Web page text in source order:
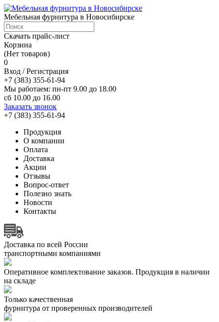
Мебельная фурнитура в Новосибирске
Скачать прайс-лист
Корзина
(Нет товаров)
0
Вход / Регистрация
+7 (383) 355-61-94
Мы работаем: пн-пт 9.00 до 18.00
сб 10.00 до 16.00
Заказать звонок
+7 (383) 355-61-94
Продукция
О компании
Оплата
Доставка
Акции
Отзывы
Вопрос-ответ
Полезно знать
Новости
Контакты
Доставка по всей России
транспортными компаниями
Оперативное комплектование заказов. Продукция в наличии
на складе
Только качественная
фурнитура от проверенных производителей